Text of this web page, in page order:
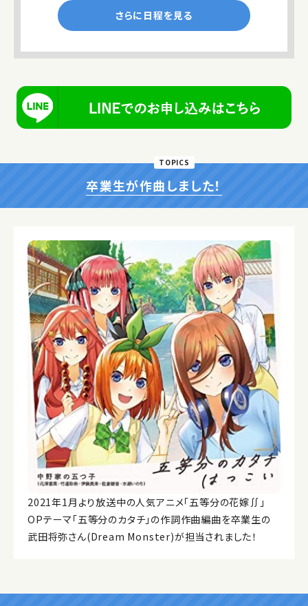
TOPICS
卒業生が作曲しました！
2021年1月より放送中の人気アニメ「五等分の花嫁∬」
OPテーマ「五等分のカタチ」の作詞作曲編曲を卒業生の
武田将弥さん(Dream Monster)が担当されました！